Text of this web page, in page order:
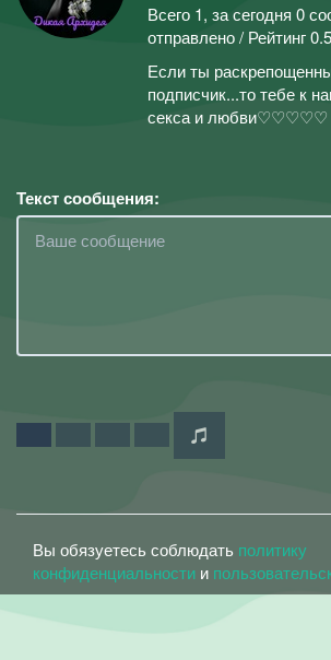
Всего 1, за сегодня 0
отправлено / Рейтинг 0.5
Если ты
подписчик...то тебе к
секса и любви♡♡♡♡♡
Текст сообщения:
Вы обязуетесь соблюдать политику
конфиденциальности и